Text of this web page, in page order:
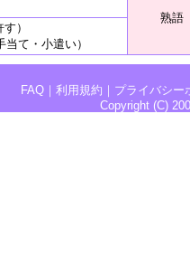
熟語
）
当て・小遣い）
FAQ ｜ 利用規約 ｜ プライバシー
Copyright (C)